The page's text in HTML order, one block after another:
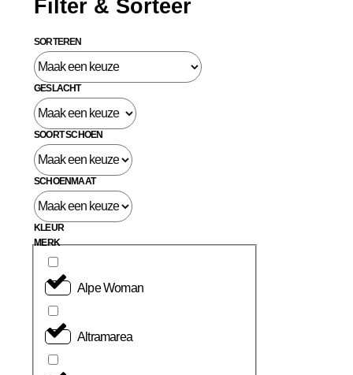
Filter & Sorteer
SORTEREN
GESLACHT
SOORT SCHOEN
SCHOENMAAT
KLEUR
MERK
Alpe Woman
Altramarea